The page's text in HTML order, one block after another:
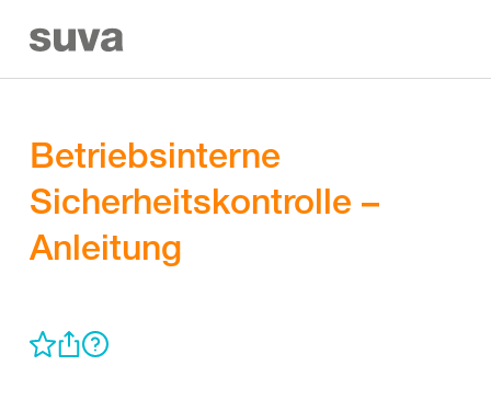
Betriebsinterne
Sicherheitskontrolle –
Anleitung